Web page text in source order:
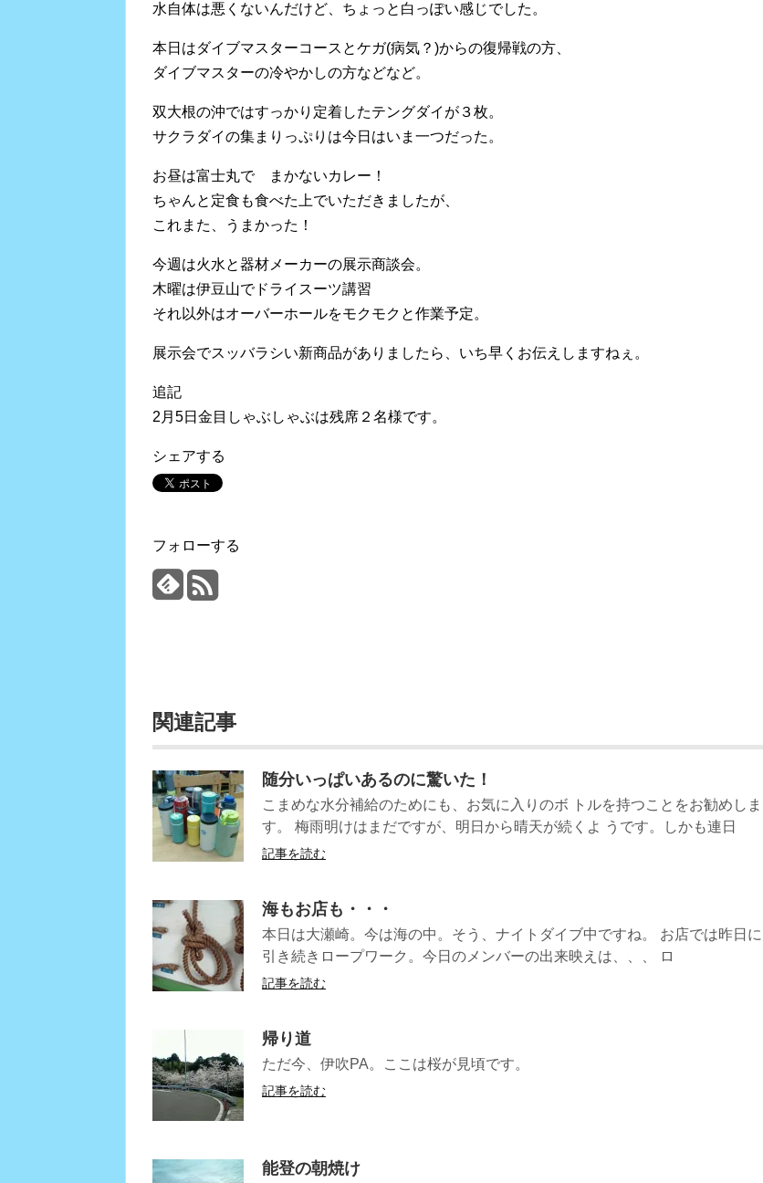
水自体は悪くないんだけど、ちょっと白っぽい感じでした。
本日はダイブマスターコースとケガ(病気？)からの復帰戦の方、
ダイブマスターの冷やかしの方などなど。
双大根の沖ではすっかり定着したテングダイが３枚。
サクラダイの集まりっぷりは今日はいま一つだった。
お昼は富士丸で まかないカレー！
ちゃんと定食も食べた上でいただきましたが、
これまた、うまかった！
今週は火水と器材メーカーの展示商談会。
木曜は伊豆山でドライスーツ講習
それ以外はオーバーホールをモクモクと作業予定。
展示会でスッバラシい新商品がありましたら、いち早くお伝えしますねぇ。
追記
2月5日金目しゃぶしゃぶは残席２名様です。
シェアする
フォローする
関連記事
随分いっぱいあるのに驚いた！
こまめな水分補給のためにも、お気に入りのボ トルを持つことをお勧めしま
す。 梅雨明けはまだですが、明日から晴天が続くよ うです。しかも連日
記事を読む
海もお店も・・・
本日は大瀬崎。今は海の中。そう、ナイトダイブ中ですね。 お店では昨日に
引き続きロープワーク。今日のメンバーの出来映えは、、、 ロ
記事を読む
帰り道
ただ今、伊吹PA。ここは桜が見頃です。
記事を読む
能登の朝焼け